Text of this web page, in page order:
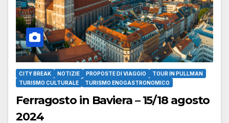
CITY BREAK NOTIZIE PROPOSTE DI VIAGGIO
TOUR IN PULLMAN
TURISMO CULTURALE
TURISMO ENOGASTRONOMICO
Ferragosto in Baviera – 15/18 agosto
2024